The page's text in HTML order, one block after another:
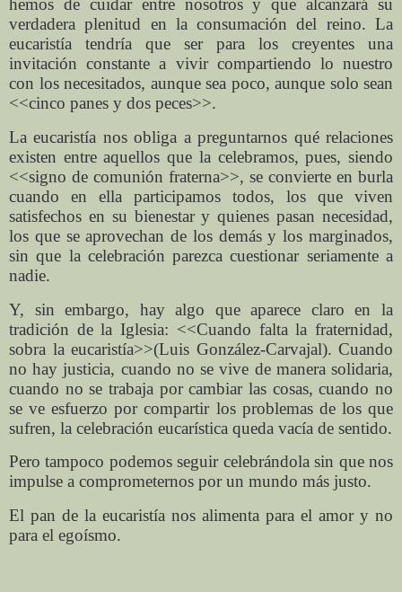
hemos de cuidar entre nosotros y que alcanzará su
verdadera plenitud en la consumación del reino. La
eucaristía tendría que ser para los creyentes una
invitación constante a vivir compartiendo lo nuestro
con los necesitados, aunque sea poco, aunque solo sean
<<cinco panes y dos peces>>.
La eucaristía nos obliga a preguntarnos qué relaciones
existen entre aquellos que la celebramos, pues, siendo
<<signo de comunión fraterna>>, se convierte en burla
cuando en ella participamos todos, los que viven
satisfechos en su bienestar y quienes pasan necesidad,
los que se aprovechan de los demás y los marginados,
sin que la celebración parezca cuestionar seriamente a
nadie.
Y, sin embargo, hay algo que aparece claro en la
tradición de la Iglesia: <<Cuando falta la fraternidad,
sobra la eucaristía>>(Luis González-Carvajal). Cuando
no hay justicia, cuando no se vive de manera solidaria,
cuando no se trabaja por cambiar las cosas, cuando no
se ve esfuerzo por compartir los problemas de los que
sufren, la celebración eucarística queda vacía de sentido.
Pero tampoco podemos seguir celebrándola sin que nos
impulse a comprometernos por un mundo más justo.
El pan de la eucaristía nos alimenta para el amor y no
para el egoísmo.